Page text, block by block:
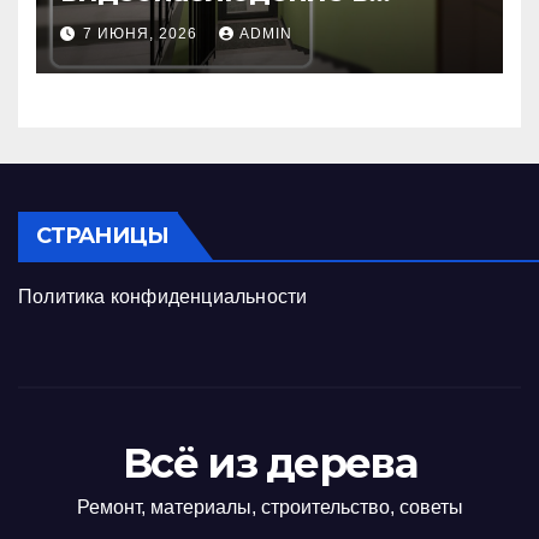
подъезде: пошаговая
инструкция и советы
7 ИЮНЯ, 2026 ADMIN
СТРАНИЦЫ
Политика конфиденциальности
Всё из дерева
Ремонт, материалы, строительство, советы